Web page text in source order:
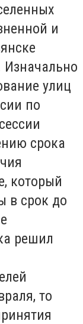
и
Изначально
улиц
по
срока
который
в срок до
решил
то